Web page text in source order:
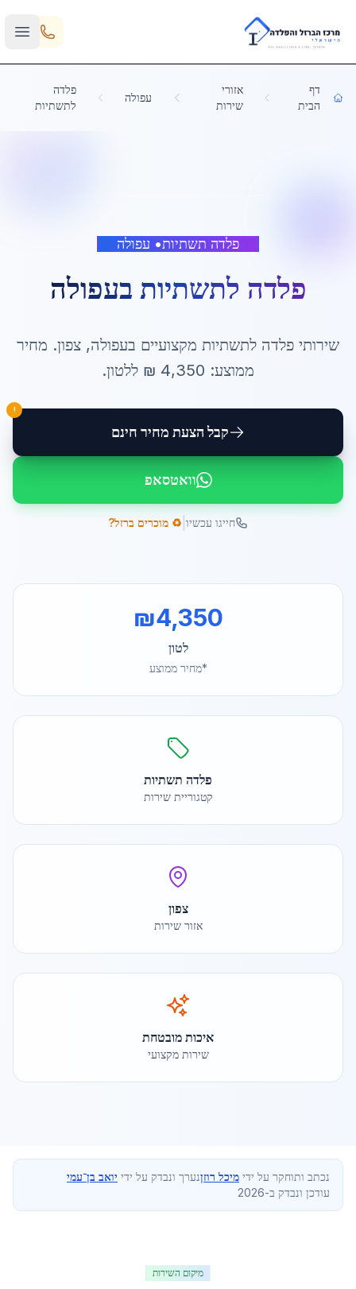
Skip to main content
דף
הבית
אזורי
שירות
עפולה
פלדה
לתשתיות
פלדה תשתיות• עפולה
פלדה לתשתיות בעפולה
שירותי פלדה לתשתיות מקצועיים בעפולה, צפון. מחיר
ממוצע: 4,350 ₪ ללטון.
קבל הצעת מחיר חינם
!
וואטסאפ
חייגו עכשיו ♻️ מוכרים ברזל?
₪4,350
לטון
*מחיר ממוצע
פלדה תשתיות
קטגוריית שירות
צפון
אזור שירות
איכות מובטחת
שירות מקצועי
נכתב ותוחקר על ידי מיכל רוזןנערך ונבדק על ידי יואב בן־עמי
עודכן ונבדק ב-2026
מיקום השירות